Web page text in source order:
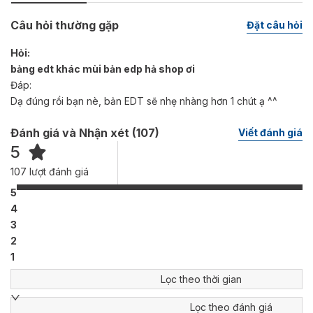
người.
Burberry Her không chỉ mang hương thơm khó cưỡng, mà cả
thiết kế bên ngoài cũng đầy sự tinh tế và nữ tính đến lạ.
Câu hỏi thường gặp Đặt câu hỏi
Hỏi:
bảng edt khác mùi bản edp hả shop ơi
Đáp:
Dạ đúng rồi bạn nè, bản EDT sẽ nhẹ nhàng hơn 1 chút ạ ^^
Đánh giá và Nhận xét (107) Viết đánh giá
5
107 lượt đánh giá
5
4
3
2
1
Lọc theo thời gian
Lọc theo đánh giá